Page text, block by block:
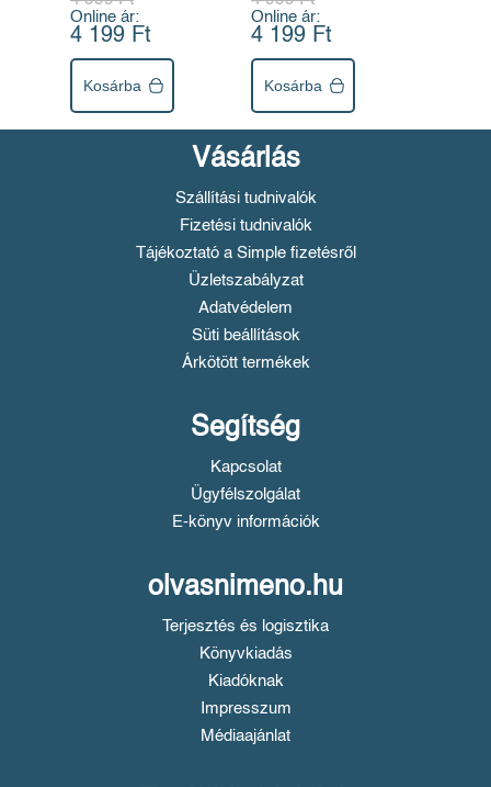
Online ár:
4 199 Ft
Kosárba
Online ár:
4 199 Ft
Kosárba
Vásárlás
Szállítási tudnivalók
Fizetési tudnivalók
Tájékoztató a Simple fizetésről
Üzletszabályzat
Adatvédelem
Süti beállítások
Árkötött termékek
Segítség
Kapcsolat
Ügyfélszolgálat
E-könyv információk
olvasnimeno.hu
Terjesztés és logisztika
Könyvkiadás
Kiadóknak
Impresszum
Médiaajánlat